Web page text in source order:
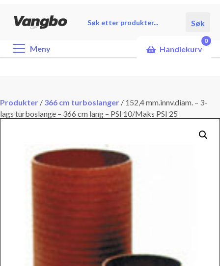
search
Søk
Meny Handlekurv
0
Produkter / 366 cm turboslanger / 152,4 mm.innv.diam. – 3-
lags turboslange – 366 cm lang – PSI 10/Maks PSI 25